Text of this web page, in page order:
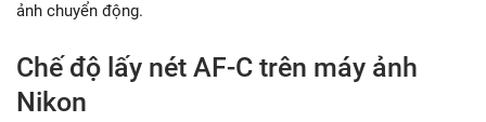
ảnh chuyển động.
Chế độ lấy nét AF-C trên máy ảnh
Nikon